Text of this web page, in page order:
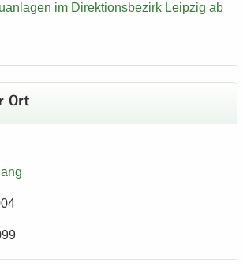
im Di­rek­ti­ons­be­zirk Leip­zig ab
Ort